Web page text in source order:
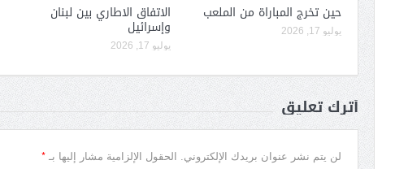
حين تخرج المباراة من الملعب
يوليو 17, 2026
الاتفاق الاطاري بين لبنان
وإسرائيل
يوليو 17, 2026
أترك تعليق
لن يتم نشر عنوان بريدك الإلكتروني. الحقول الإلزامية مشار إليها بـ *